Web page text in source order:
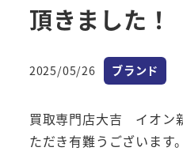
頂きました！
投稿日
2025/05/26 カテゴリー
ブランド
買取専門店大吉 イオン
ただき有難うございます。